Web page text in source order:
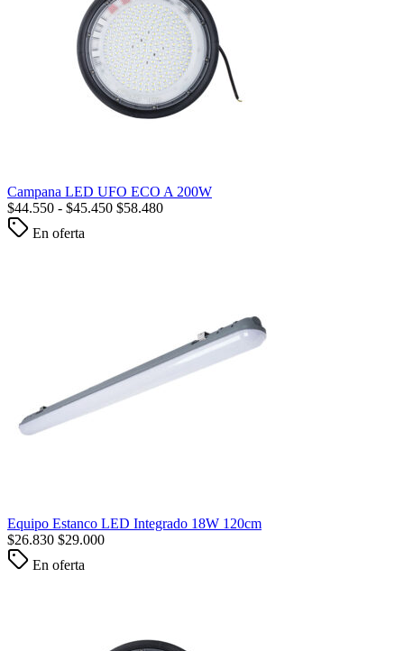
Campana LED UFO ECO A 200W
$44.550 - $45.450 $58.480
En oferta
Equipo Estanco LED Integrado 18W 120cm
$26.830 $29.000
En oferta